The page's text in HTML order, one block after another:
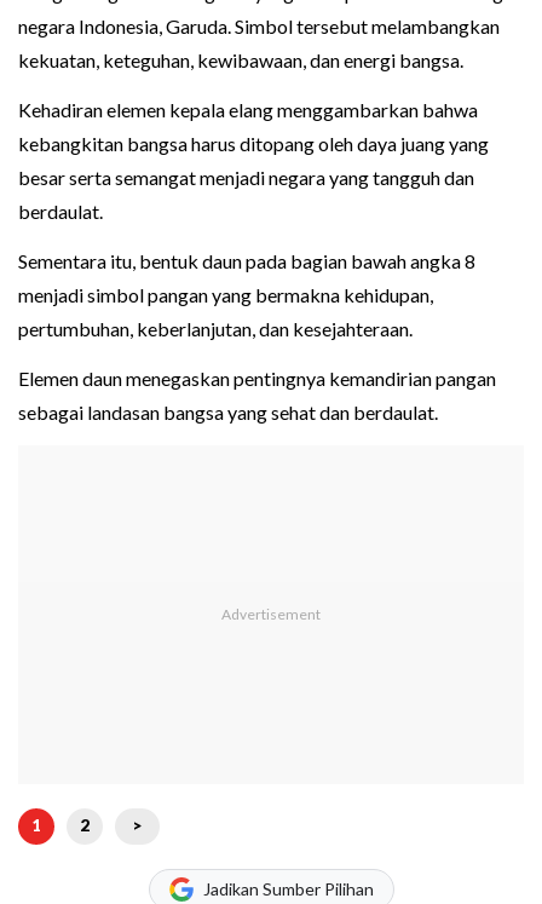
negara Indonesia, Garuda. Simbol tersebut melambangkan
kekuatan, keteguhan, kewibawaan, dan energi bangsa.
Kehadiran elemen kepala elang menggambarkan bahwa
kebangkitan bangsa harus ditopang oleh daya juang yang
besar serta semangat menjadi negara yang tangguh dan
berdaulat.
Sementara itu, bentuk daun pada bagian bawah angka 8
menjadi simbol pangan yang bermakna kehidupan,
pertumbuhan, keberlanjutan, dan kesejahteraan.
Elemen daun menegaskan pentingnya kemandirian pangan
sebagai landasan bangsa yang sehat dan berdaulat.
1 2 >
Jadikan Sumber Pilihan